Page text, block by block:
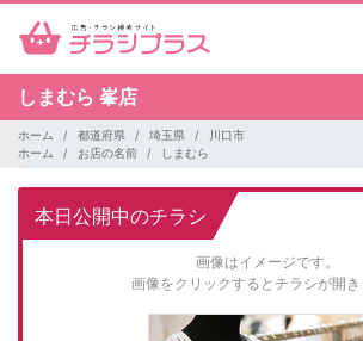
しまむら 峯店
ホーム 都道府県 埼玉県
川口市
ホーム
お店の名前 しまむら
本日公開中のチラシ
画像はイメージです。
画像をクリックするとチラシが開き